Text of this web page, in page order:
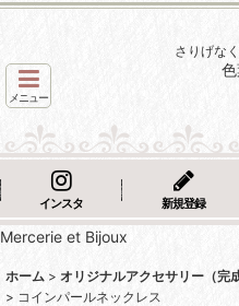
さりげな
メニュー
インスタ 新規登録
Mercerie et Bijoux
ホーム > オリジナルアクセサリー（完
> コインパールネックレス